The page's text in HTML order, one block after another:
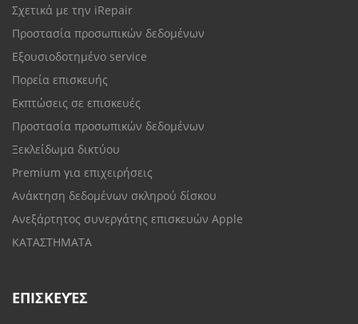
Σχετικά με την iRepair
Προστασία προσωπικών δεδομένων
Εξουσιοδοτημένο service
Πορεία επισκευής
Εκπτώσεις σε επισκευές
Προστασία προσωπικών δεδομένων
Ξεκλείδωμα δικτύου
Premium για επιχειρήσεις
Ανάκτηση δεδομένων σκληρού δίσκου
Ανεξάρτητος συνεργάτης επισκευών Apple
ΚΑΤΑΣΤΗΜΑΤΑ
ΕΠΙΣΚΕΥΈΣ